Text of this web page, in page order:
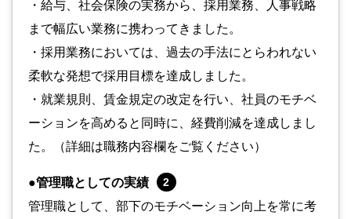
・給与、社会保険の実務から、採用業務、人事戦略
まで幅広い業務に携わってきました。
・採用業務においては、過去の手法にとらわれない
柔軟な発想で採用目標を達成しました。
・就業規則、賃金規定の改定を行い、社員のモチベ
ーションを高めると同時に、経費削減を達成しまし
た。（詳細は職務内容欄をご覧ください）
●管理職としての実績 2
管理職として、部下のモチベーション向上を常に考